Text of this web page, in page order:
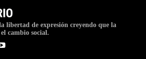
libertad de expresión creyendo que la
cambio social.